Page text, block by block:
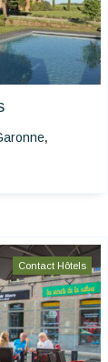
,
Contact Hôtels